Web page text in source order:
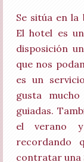
Se sitúa en
El hotel es
disposición
que nos
es un
gusta
guiadas.
el verano y
recordando
contratar una